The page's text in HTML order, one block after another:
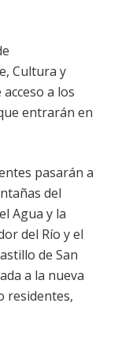
Cultura y
a los
entrarán en
pasarán a
del
Agua y la
del Río y el
de San
a la nueva
residentes,